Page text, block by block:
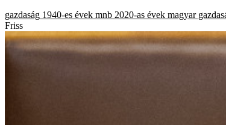
gazdaság 1940-es évek mnb 2020-as évek magyar
Friss